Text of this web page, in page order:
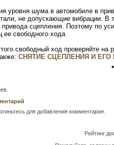
уровня шума в автомобиле в
не допускающие вибрации. В
привода сцепления. Поэтому по
ее свободного хода.
свободный ход проверяйте на
СНЯТИЕ СЦЕПЛЕНИЯ И ЕГО
для добавления комментария.
Рейтинг